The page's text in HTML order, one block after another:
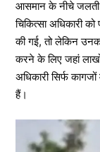
आसमान के नीचे
चिकित्सा अधिकारी
की गई, तो लेकिन
करने के लिए जहां
अधिकारी सिर्फ
हैं।